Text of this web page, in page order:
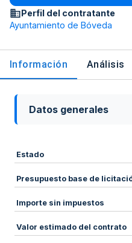
Perfil del contratante
Ayuntamiento de Bóveda
Información Análisis
Datos generales
Estado
Presupuesto base de
Importe sin impuestos
Valor estimado del contrato